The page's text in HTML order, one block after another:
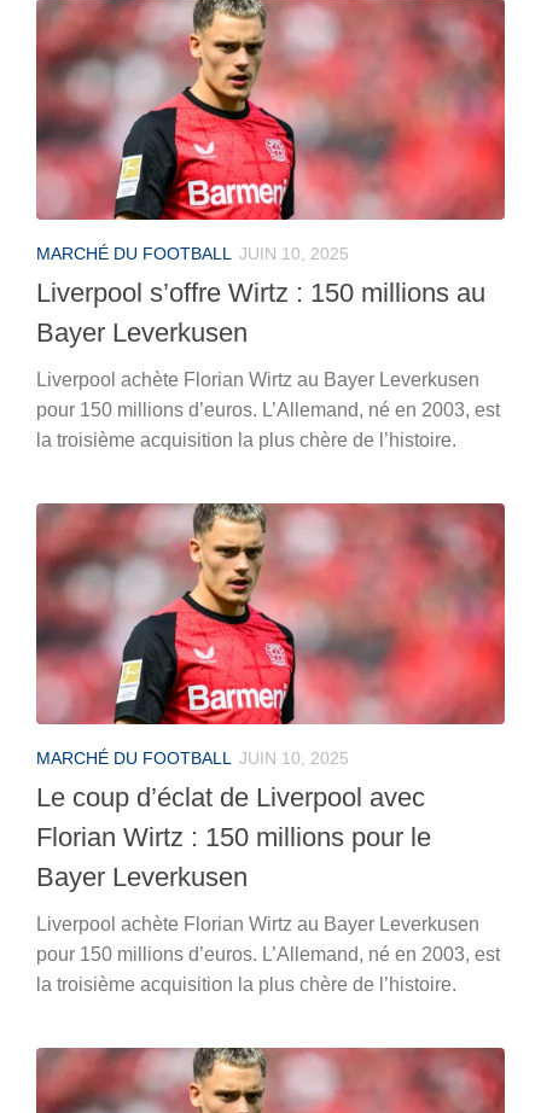
MARCHÉ DU FOOTBALL JUIN 10, 2025
Liverpool s’offre Wirtz : 150 millions au
Bayer Leverkusen
Liverpool achète Florian Wirtz au Bayer Leverkusen
pour 150 millions d’euros. L’Allemand, né en 2003, est
la troisième acquisition la plus chère de l’histoire.
MARCHÉ DU FOOTBALL JUIN 10, 2025
Le coup d’éclat de Liverpool avec
Florian Wirtz : 150 millions pour le
Bayer Leverkusen
Liverpool achète Florian Wirtz au Bayer Leverkusen
pour 150 millions d’euros. L’Allemand, né en 2003, est
la troisième acquisition la plus chère de l’histoire.